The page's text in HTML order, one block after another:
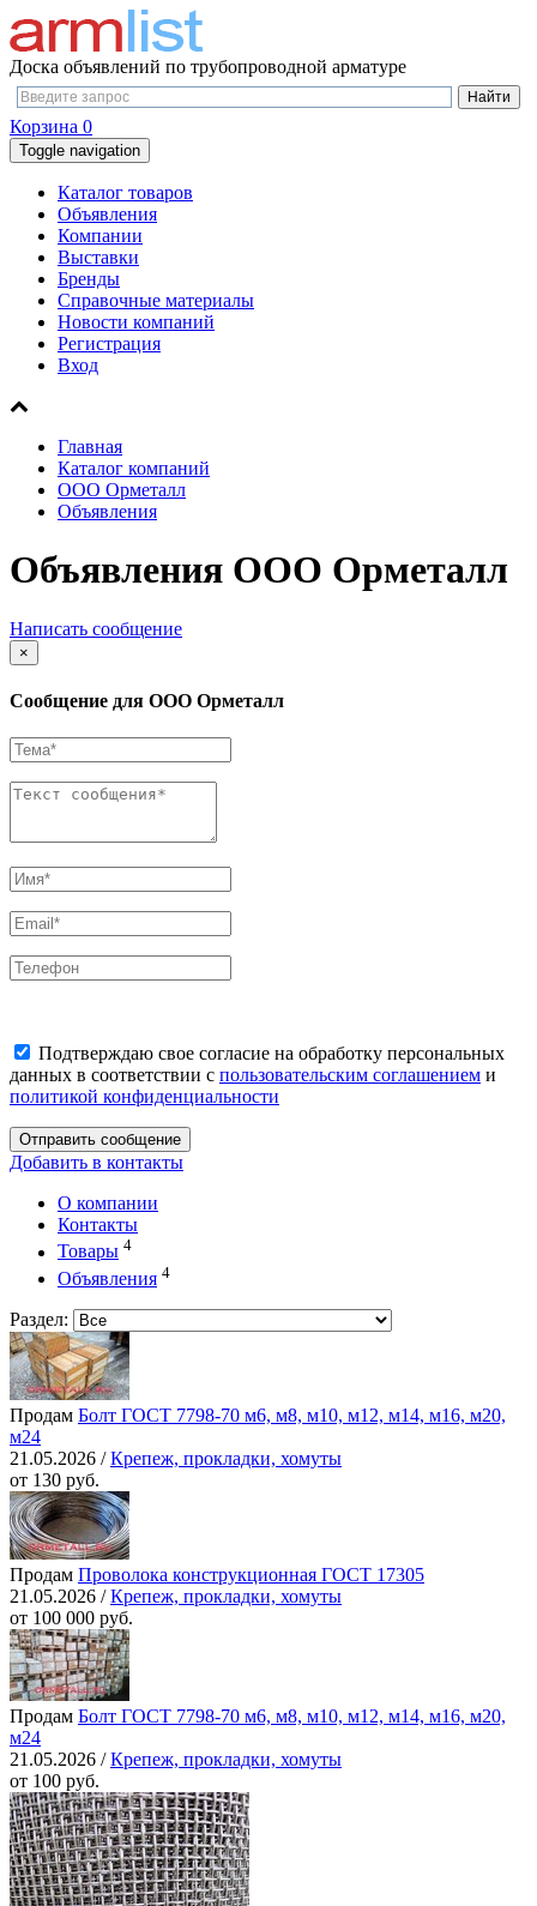
Доска объявлений по трубопроводной арматуре
Корзина 0
Toggle navigation
Каталог товаров
Объявления
Компании
Выставки
Бренды
Справочные материалы
Новости компаний
Регистрация
Вход
Главная
Каталог компаний
ООО Орметалл
Объявления
Объявления ООО Орметалл
Написать сообщение
×
Сообщение для ООО Орметалл
Подтверждаю свое согласие на обработку персональных
данных в соответствии с пользовательским соглашением и
политикой конфиденциальности
Отправить сообщение
Добавить в контакты
О компании
Контакты
Товары 4
Объявления 4
Раздел:
Продам Болт ГОСТ 7798-70 м6, м8, м10, м12, м14, м16, м20,
м24
21.05.2026 /Крепеж, прокладки, хомуты
от 130 руб.
Продам Проволока конструкционная ГОСТ 17305
21.05.2026 /Крепеж, прокладки, хомуты
от 100 000 руб.
Продам Болт ГОСТ 7798-70 м6, м8, м10, м12, м14, м16, м20,
м24
21.05.2026 /Крепеж, прокладки, хомуты
от 100 руб.